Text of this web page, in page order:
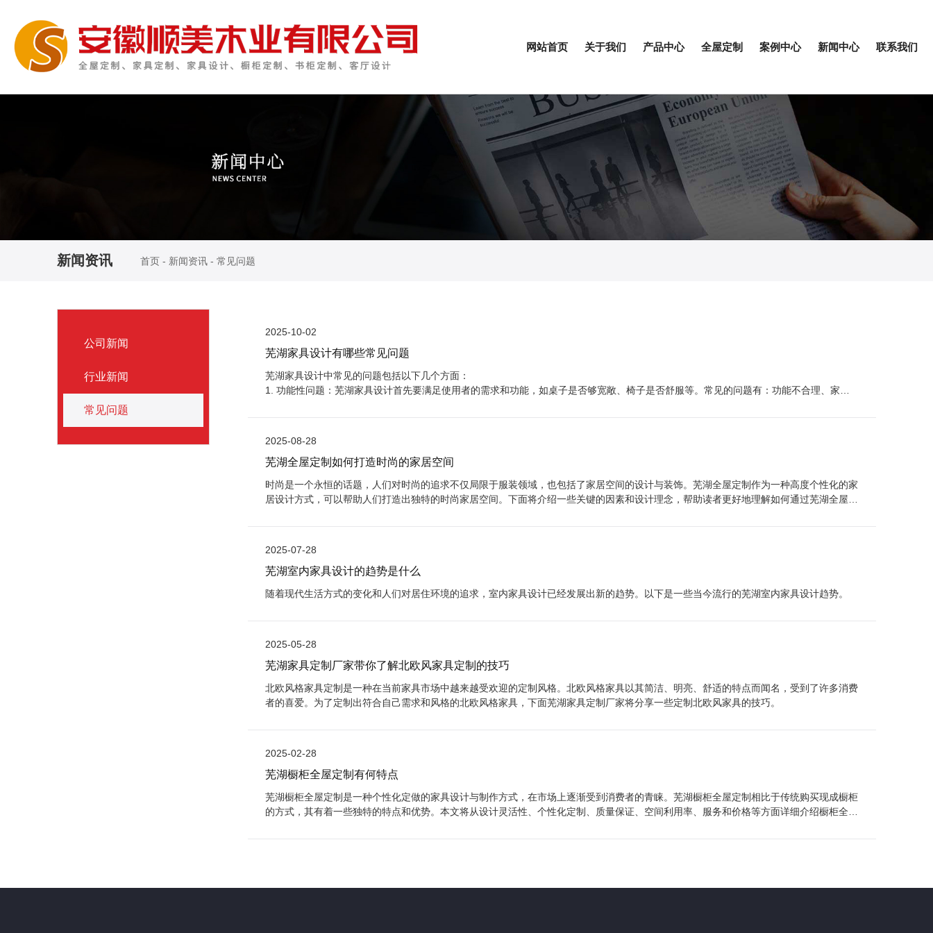
网站首页 关于我们 产品中心 全屋定制 案例中心 新闻中心 联系我们
新闻资讯 首页 - 新闻资讯 - 常见问题
公司新闻
行业新闻
常见问题
2025-10-02
芜湖家具设计有哪些常见问题
芜湖家具设计中常见的问题包括以下几个方面：
1. 功能性问题：芜湖家具设计首先要满足使用者的需求和功能，如桌子是否够宽敞、椅子是否舒服等。常见的问题有：功能不合理、家具
2025-08-28
芜湖全屋定制如何打造时尚的家居空间
时尚是一个永恒的话题，人们对时尚的追求不仅局限于服装领域，也包括了家居空间的设计与装饰。芜湖全屋定制作为一种高度个性化的家
居设计方式，可以帮助人们打造出独特的时尚家居空间。下面将介绍一些关键的因素和设计理念，帮助读者更好地理解如何通过芜湖全屋定
2025-07-28
芜湖室内家具设计的趋势是什么
随着现代生活方式的变化和人们对居住环境的追求，室内家具设计已经发展出新的趋势。以下是一些当今流行的芜湖室内家具设计趋势。
2025-05-28
芜湖家具定制厂家带你了解北欧风家具定制的技巧
北欧风格家具定制是一种在当前家具市场中越来越受欢迎的定制风格。北欧风格家具以其简洁、明亮、舒适的特点而闻名，受到了许多消费
者的喜爱。为了定制出符合自己需求和风格的北欧风格家具，下面芜湖家具定制厂家将分享一些定制北欧风家具的技巧。
2025-02-28
芜湖橱柜全屋定制有何特点
芜湖橱柜全屋定制是一种个性化定做的家具设计与制作方式，在市场上逐渐受到消费者的青睐。芜湖橱柜全屋定制相比于传统购买现成橱柜
的方式，其有着一些独特的特点和优势。本文将从设计灵活性、个性化定制、质量保证、空间利用率、服务和价格等方面详细介绍橱柜全屋